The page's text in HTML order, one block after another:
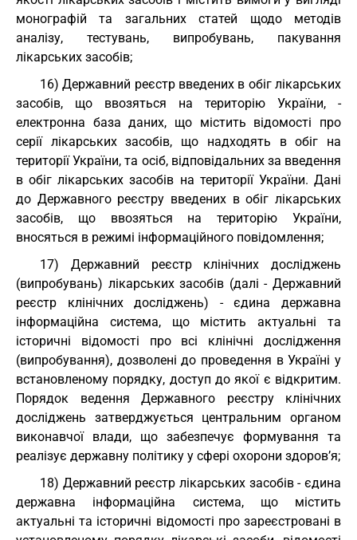
монографій та загальних статей щодо методів
аналізу, тестувань, випробувань, пакування
лікарських засобів;
16) Державний реєстр введених в обіг лікарських
засобів, що ввозяться на територію України, -
електронна база даних, що містить відомості про
серії лікарських засобів, що надходять в обіг на
території України, та осіб, відповідальних за введення
в обіг лікарських засобів на території України. Дані
до Державного реєстру введених в обіг лікарських
засобів, що ввозяться на територію України,
вносяться в режимі інформаційного повідомлення;
17) Державний реєстр клінічних досліджень
(випробувань) лікарських засобів (далі - Державний
реєстр клінічних досліджень) - єдина державна
інформаційна система, що містить актуальні та
історичні відомості про всі клінічні дослідження
(випробування), дозволені до проведення в Україні у
встановленому порядку, доступ до якої є відкритим.
Порядок ведення Державного реєстру клінічних
досліджень затверджується центральним органом
виконавчої влади, що забезпечує формування та
реалізує державну політику у сфері охорони здоров’я;
18) Державний реєстр лікарських засобів - єдина
державна інформаційна система, що містить
актуальні та історичні відомості про зареєстровані в